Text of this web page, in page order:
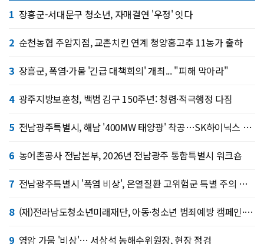
1 장흥군-서대문구 청소년, 자매결연 '우정' 잇다
2 순천농협 주암지점, 교촌치킨 연계 청양홍고추 11농가 출하
3 장흥군, 폭염·가뭄 '긴급 대책회의' 개최... "피해 막아라"
4 광주지방보훈청, 백범 김구 150주년: 청렴·적극행정 다짐
5 전남광주특별시, 해남 '400MW 태양광' 착공…SK하이닉스 공급
6 농어촌공사 전남본부, 2026년 전남광주 통합특별시 워크숍
7 전남광주특별시 '폭염 비상', 온열질환 고위험군 특별 주의 당부
8 (재)전라남도청소년미래재단, 아동·청소년 범죄예방 캠페인·연합 아웃리치
9 영암 가뭄 '비상'… 서삼석 농해수위원장, 현장 점검